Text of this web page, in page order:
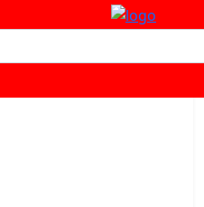
Şartnamesi
Veri
Politikası